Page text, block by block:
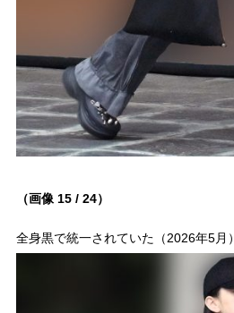
（画像 15 / 24）
全身黒で統一されていた（2026年5月）